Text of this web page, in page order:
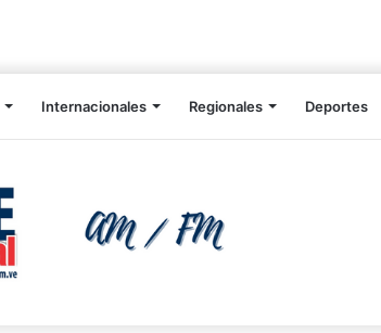
Internacionales Regionales Deportes